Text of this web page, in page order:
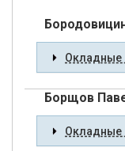
Окладные
Борщов
Окладные